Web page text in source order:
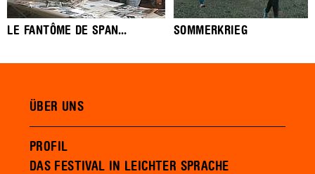
LE FANTÔME DE SPAN... SOMMERKRIEG
ÜBER UNS
PROFIL
DAS FESTIVAL IN LEICHTER SPRACHE